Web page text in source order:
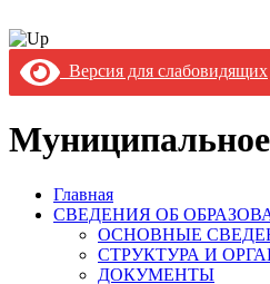
Версия для слабовидящих
Муниципальное
Главная
СВЕДЕНИЯ ОБ
ОСНОВНЫЕ
СТРУКТУРА И
ДОКУМЕНТЫ